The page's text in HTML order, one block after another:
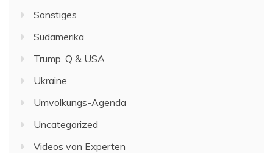
Sonstiges
Südamerika
Trump, Q & USA
Ukraine
Umvolkungs-Agenda
Uncategorized
Videos von Experten